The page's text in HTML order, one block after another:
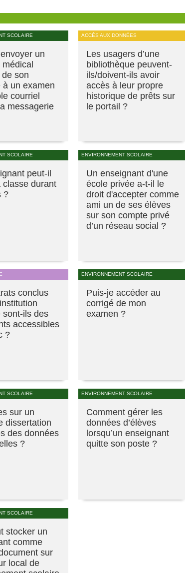
SCOLAIRE
un
son
à un examen
courriel
messagerie
ACCÈS AUX DONNÉES
Les usagers d’une
bibliothèque peuvent-
ils/doivent-ils avoir
accès à leur propre
historique de prêts sur
le portail ?
SCOLAIRE
peut-il
classe durant
?
ENVIRONNEMENT SCOLAIRE
Un enseignant d'une
école privée a-t-il le
droit d'accepter comme
ami un de ses élèves
sur son compte privé
d’un réseau social ?
conclus
sont-ils des
accessibles
?
ENVIRONNEMENT SCOLAIRE
Puis-je accéder au
corrigé de mon
examen ?
SCOLAIRE
sur un
dissertation
des données
?
ENVIRONNEMENT SCOLAIRE
Comment gérer les
données d’élèves
lorsqu’un enseignant
quitte son poste ?
SCOLAIRE
stocker un
comme
sur
local de